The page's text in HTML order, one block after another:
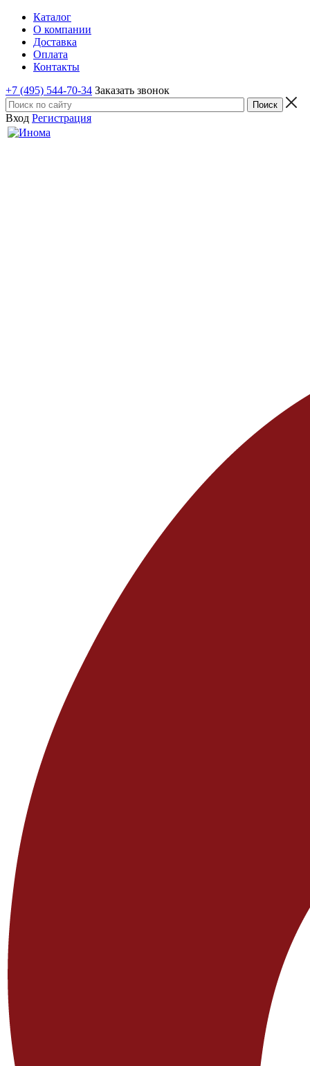
Каталог
О компании
Доставка
Оплата
Контакты
+7 (495) 544-70-34 Заказать звонок
Вход Регистрация